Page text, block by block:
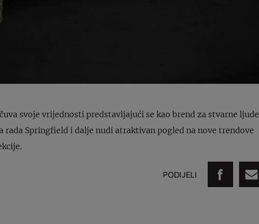
svoje vrijednosti predstavljajući se kao brend za stvarne ljude
Springfield i dalje nudi atraktivan pogled na nove trendove
PODIJELI